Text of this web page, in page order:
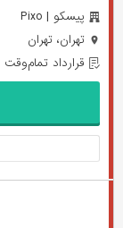
پیسکو | Pixo
تهران، تهران
قرارداد تمام‌وقت